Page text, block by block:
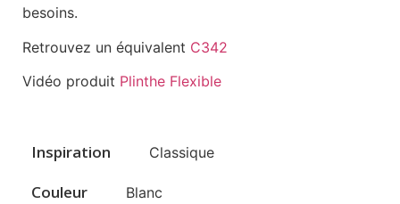
besoins.
Retrouvez un équivalent C342
Vidéo produit Plinthe Flexible
Inspiration Classique
Couleur Blanc